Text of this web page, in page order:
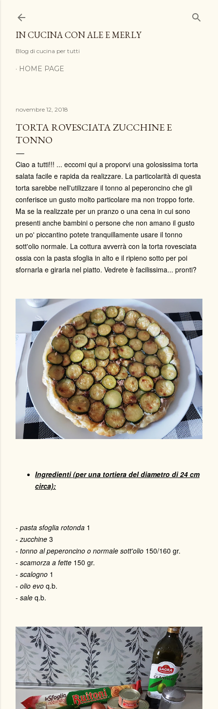
IN CUCINA CON ALE E MERLY
Blog di cucina per tutti
HOME PAGE
novembre 12, 2018
TORTA ROVESCIATA ZUCCHINE E
TONNO
Ciao a tutti!!! ... eccomi qui a proporvi una golosissima torta
salata facile e rapida da realizzare. La particolarità di questa
torta sarebbe nell'utilizzare il tonno al peperoncino che gli
conferisce un gusto molto particolare ma non troppo forte.
Ma se la realizzate per un pranzo o una cena in cui sono
presenti anche bambini o persone che non amano il gusto
un po' piccantino potete tranquillamente usare il tonno
sott'olio normale. La cottura avverrà con la torta rovesciata
ossia con la pasta sfoglia in alto e il ripieno sotto per poi
sfornarla e girarla nel piatto. Vedrete è facilissima... pronti?
Ingredienti (per una tortiera del diametro di 24 cm
circa):
- pasta sfoglia rotonda 1
-zucchine 3
- tonno al peperoncino o normale sott'olio 150/160 gr.
- scamorza a fette 150 gr.
- scalogno 1
- olio evo q.b.
- sale q.b.